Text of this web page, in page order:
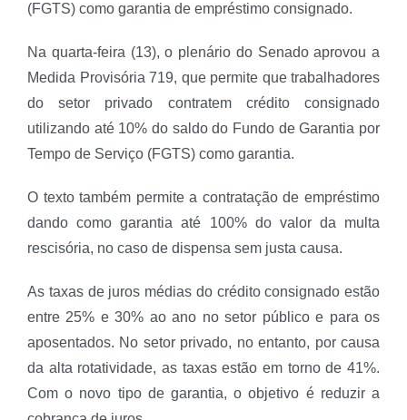
(FGTS) como garantia de empréstimo consignado.
Na quarta-feira (13), o plenário do Senado aprovou a
Medida Provisória 719, que permite que trabalhadores
do setor privado contratem crédito consignado
utilizando até 10% do saldo do Fundo de Garantia por
Tempo de Serviço (FGTS) como garantia.
O texto também permite a contratação de empréstimo
dando como garantia até 100% do valor da multa
rescisória, no caso de dispensa sem justa causa.
As taxas de juros médias do crédito consignado estão
entre 25% e 30% ao ano no setor público e para os
aposentados. No setor privado, no entanto, por causa
da alta rotatividade, as taxas estão em torno de 41%.
Com o novo tipo de garantia, o objetivo é reduzir a